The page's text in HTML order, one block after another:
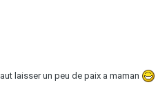
laisser un peu de paix a maman